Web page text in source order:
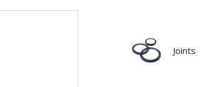
Joints